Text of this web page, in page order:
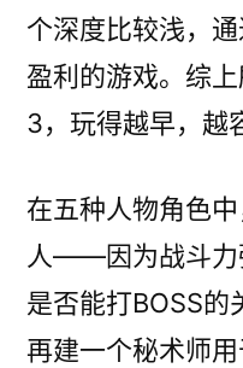
个深度比较浅，
盈利的游戏。综
3，玩得越早，越
在五种人物角色
人——因为战斗力
是否能打BOSS的
再建一个秘术师